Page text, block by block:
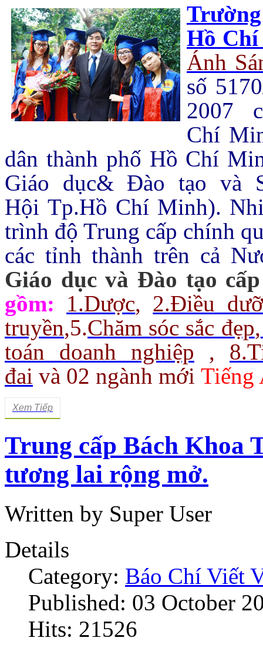
Hồ
Ánh
số
2007
Chí
dân thành phố Hồ Chí
Giáo dục& Đào tạo và
Hội Tp.Hồ Chí Minh).
trình độ Trung cấp chính
các tỉnh thành trên cả
Giáo dục và Đào tạo
gồm:
1.Dược, 2.Điều
truyền,5.Chăm sóc sắc đẹp,
toán doanh nghiệp
,
đai và 02 ngành mới Tiếng
Xem Tiếp
​Trung cấp Bách Khoa
tương lai rộng mở.
Written by Super User
Details
Category: Báo Chí Viết
Published: 03 October
Hits: 21526